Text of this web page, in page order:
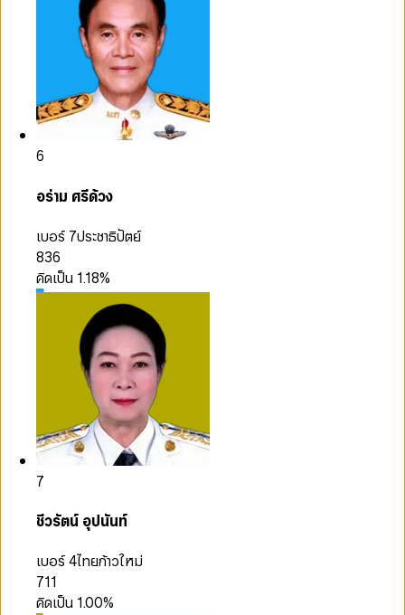
6
อร่าม ศรีด้วง
เบอร์ 7ประชาธิปัตย์
836
คิดเป็น 1.18%
7
ชีวรัตน์ อุปนันท์
เบอร์ 4ไทยก้าวใหม่
711
คิดเป็น 1.00%